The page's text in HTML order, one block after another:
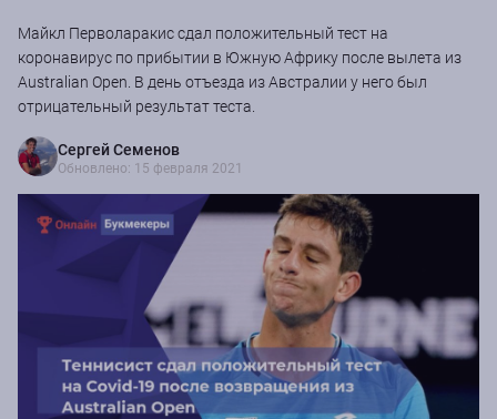
Майкл Перволаракис сдал положительный тест на
коронавирус по прибытии в Южную Африку после вылета из
Australian Open. В день отъезда из Австралии у него был
отрицательный результат теста.
Сергей Семенов
Обновлено: 15 февраля 2021